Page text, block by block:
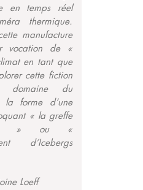
en temps réel
thermique.
manufacture
vocation de «
en tant que
cette fiction
domaine du
la forme d’une
« la greffe
» ou «
d’Icebergs
Loeff